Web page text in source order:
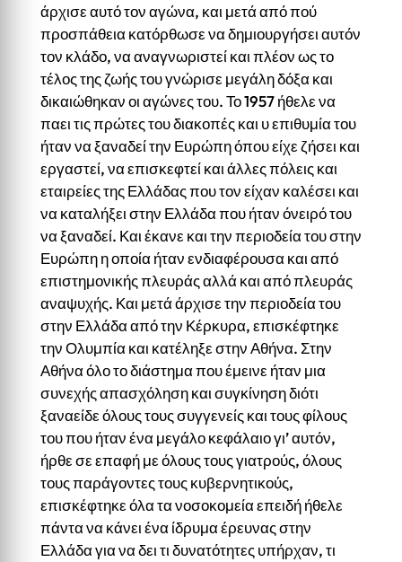
άρχισε αυτό τον αγώνα, και μετά από πού
προσπάθεια κατόρθωσε να δημιουργήσει αυτόν
τον κλάδο, να αναγνωριστεί και πλέον ως το
τέλος της ζωής του γνώρισε μεγάλη δόξα και
δικαιώθηκαν οι αγώνες του. Το 1957 ήθελε να
παει τις πρώτες του διακοπές και υ επιθυμία του
ήταν να ξαναδεί την Ευρώπη όπου είχε ζήσει και
εργαστεί, να επισκεφτεί και άλλες πόλεις και
εταιρείες της Ελλάδας που τον είχαν καλέσει και
να καταλήξει στην Ελλάδα που ήταν όνειρό του
να ξαναδεί. Και έκανε και την περιοδεία του στην
Ευρώπη η οποία ήταν ενδιαφέρουσα και από
επιστημονικής πλευράς αλλά και από πλευράς
αναψυχής. Και μετά άρχισε την περιοδεία του
στην Ελλάδα από την Κέρκυρα, επισκέφτηκε
την Ολυμπία και κατέληξε στην Αθήνα. Στην
Αθήνα όλο το διάστημα που έμεινε ήταν μια
συνεχής απασχόληση και συγκίνηση διότι
ξαναείδε όλους τους συγγενείς και τους φίλους
του που ήταν ένα μεγάλο κεφάλαιο γι’ αυτόν,
ήρθε σε επαφή με όλους τους γιατρούς, όλους
τους παράγοντες τους κυβερνητικούς,
επισκέφτηκε όλα τα νοσοκομεία επειδή ήθελε
πάντα να κάνει ένα ίδρυμα έρευνας στην
Ελλάδα για να δει τι δυνατότητες υπήρχαν, τι